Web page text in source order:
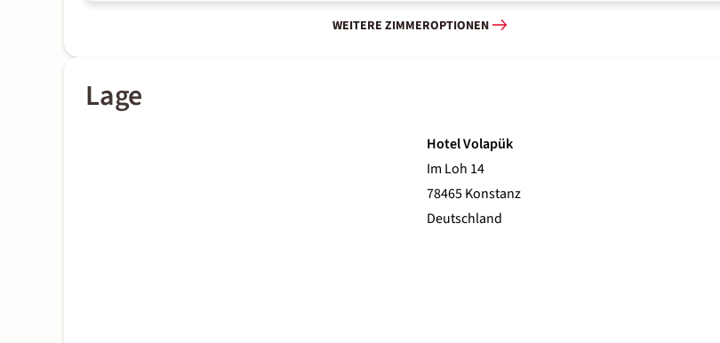
WEITERE ZIMMEROPTIONEN
Lage
Hotel Volapük
Im Loh 14
78465 Konstanz
Deutschland